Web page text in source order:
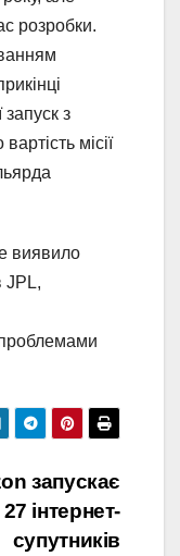
розробки.
запуск з
місії
виявило
JPL,
запускає
інтернет-
супутників